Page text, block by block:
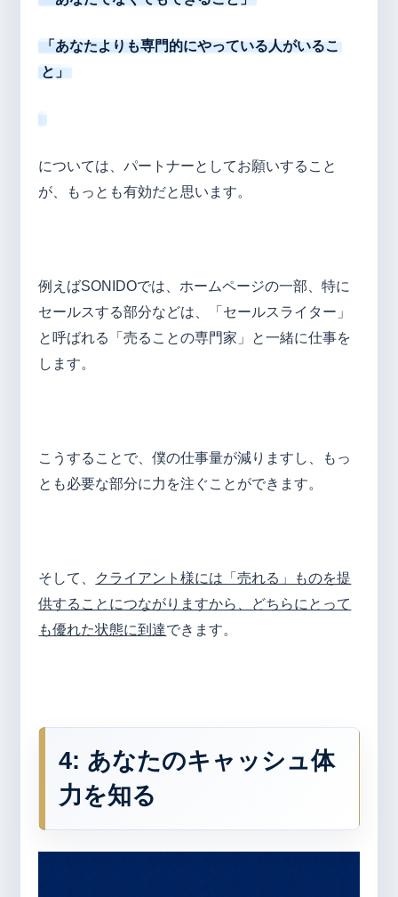
「あなたよりも専門的にやっている人がいるこ
と」
については、パートナーとしてお願いすること
が、もっとも有効だと思います。
例えばSONIDOでは、ホームページの一部、特に
セールスする部分などは、「セールスライター」
と呼ばれる「売ることの専門家」と一緒に仕事を
します。
こうすることで、僕の仕事量が減りますし、もっ
とも必要な部分に力を注ぐことができます。
そして、 クライアント様には「売れる」ものを提
供することにつながりますから、どちらにとって
も優れた状態に到達できます。
4: あなたのキャッシュ体
力を知る